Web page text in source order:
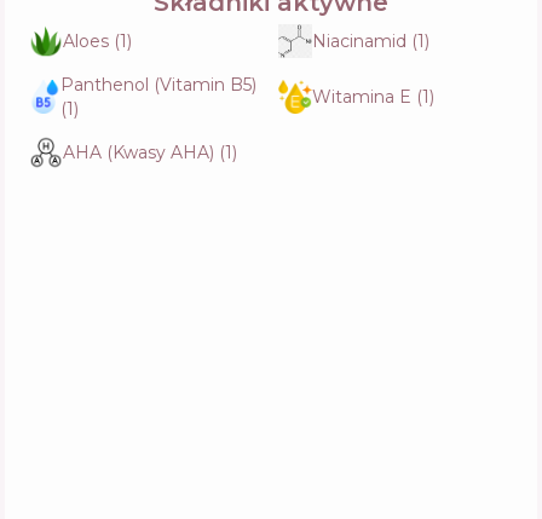
Aloes (1) Niacinamid (1)
Panthenol (Vitamin B5)
(1)
Witamina E (1)
AHA (Kwasy AHA) (1)